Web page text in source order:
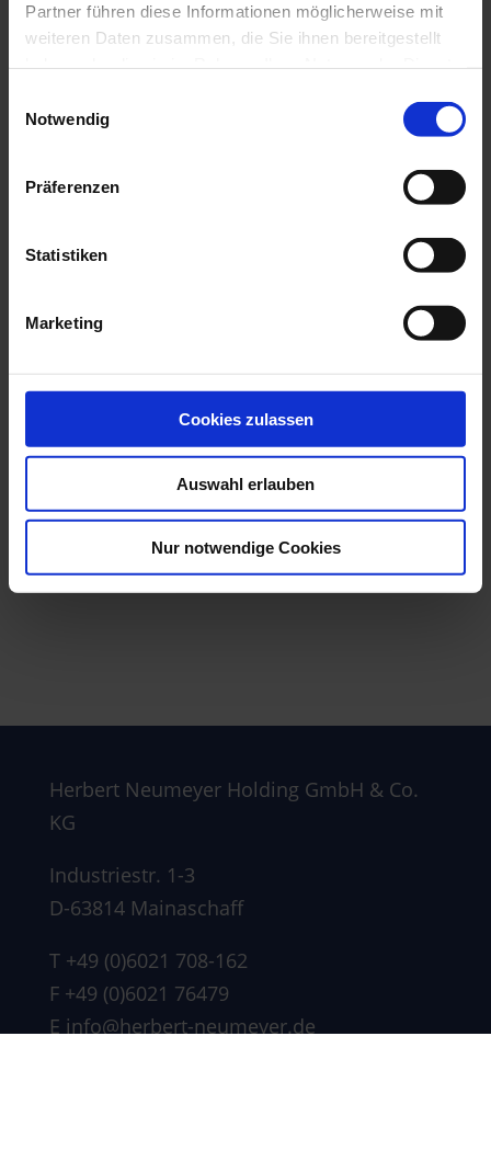
Partner führen diese Informationen möglicherweise mit
weiteren Daten zusammen, die Sie ihnen bereitgestellt
Notwendig
Präferenzen
Statistiken
Marketing
Cookies zulassen
Auswahl erlauben
Nur notwendige Cookies
Hallo Welt!
in:Unkategorisiert Ein Kommentar
Herbert Neumeyer Holding GmbH & Co.
KG
Industriestr. 1-3
D-63814 Mainaschaff
T +49 (0)6021 708-162
F +49 (0)6021 76479
E info@herbert-neumeyer.de